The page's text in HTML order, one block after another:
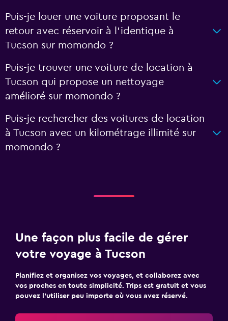
Puis-je louer une voiture proposant le
retour avec réservoir à l’identique à
Tucson sur momondo ?
Puis-je trouver une voiture de location à
Tucson qui propose un nettoyage
amélioré sur momondo ?
Puis-je rechercher des voitures de location
à Tucson avec un kilométrage illimité sur
momondo ?
Une façon plus facile de gérer
votre voyage à Tucson
Planifiez et organisez vos voyages, et collaborez avec
vos proches en toute simplicité. Trips est gratuit et vous
pouvez l’utiliser peu importe où vous avez réservé.